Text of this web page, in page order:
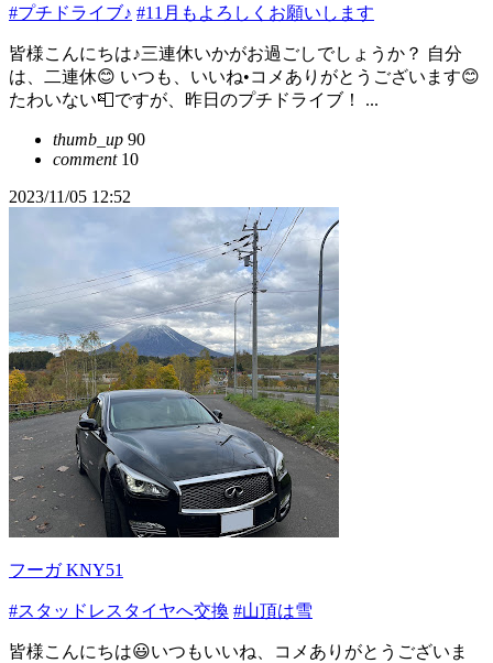
#プチドライブ♪ #11月もよろしくお願いします
皆様こんにちは♪三連休いかがお過ごしでしょうか？ 自分
は、二連休😊 いつも、いいね•コメありがとうございます😊
たわいない📮ですが、昨日のプチドライブ！ ...
thumb_up 90
comment10
2023/11/05 12:52
フーガ KNY51
#スタッドレスタイヤへ交換 #山頂は雪
皆様こんにちは😃いつもいいね、コメありがとうございま